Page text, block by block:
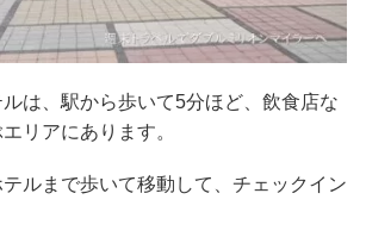
は、駅から歩いて5分ほど、飲食店な
リアにあります。
ルまで歩いて移動して、チェックイン